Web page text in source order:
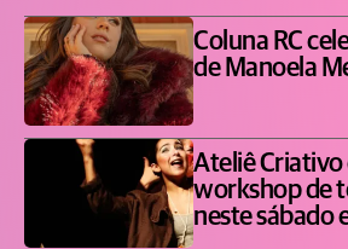
Coluna RC
de Manoela
Ateliê Criativo
workshop de
neste sábado